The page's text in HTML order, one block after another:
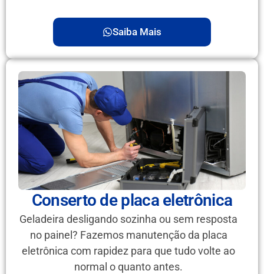
Saiba Mais
Conserto de placa eletrônica
Geladeira desligando sozinha ou sem resposta
no painel? Fazemos manutenção da placa
eletrônica com rapidez para que tudo volte ao
normal o quanto antes.